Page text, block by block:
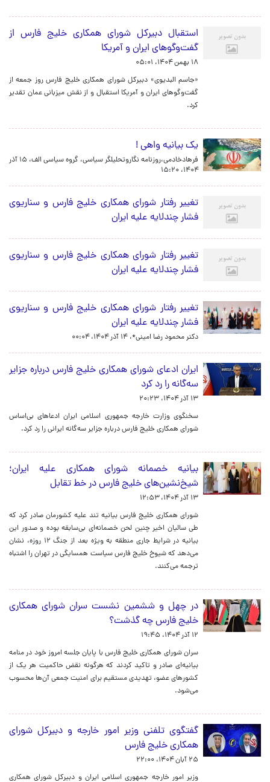
استقبال دبیرکل شورای همکاری خلیج فارس از
گفت‌وگوهای ایران و آمریکا
۱۸ بهمن ۱۴۰۴، ۰۵:۰۱
«جاسم البدیوی» دبیرکل شورای همکاری خلیج فارس روز جمعه از
گفت‌وگوهای ایران و آمریکا استقبال و از نقش میزبانی عمان تقدیر
کرد.
یک بیانیه واهی !
فرهادخادمی،روزنامه نگاروتحلیلگر سیاسی، گروه سیاسی الف،
۱۵ آذر
۱۴۰۴، ۱۵:۲۰
تغییر رفتار شورای همکاری خلیج فارس و سناریوی
فشار چندلایه علیه ایران
تغییر رفتار شورای همکاری خلیج فارس و سناریوی
فشار چندلایه علیه ایران
تغییر رفتار شورای همکاری خلیج فارس و سناریوی
فشار چندلایه علیه ایران
دکتر محمود رضا امینی*، ۱۴ آذر ۱۴۰۴، ۰۰:۰۴
ایران ادعای شورای همکاری خلیج فارس درباره جزایر
سه‌گانه را رد کرد
۱۳ آذر ۱۴۰۴، ۲۰:۲۳
سخنگوی وزارت خارجه جمهوری اسلامی ایران ادعاهای بی‌‌اساس
شورای همکاری خلیج فارس درباره جزایر سه‌گانه ایرانی را رد کرد.
بیانیه خصمانه شورای همکاری علیه ایران؛
شیخ‌نشین‌های خلیج فارس در خط تقابل
۱۳ آذر ۱۴۰۴، ۱۲:۵۳
شورای همکاری خلیج فارس بیانیه تند علیه کشورمان صادر کرد که
طی سالیان اخیر چنین لحن خصمانه‌ای بی‌سابقه بوده و صدور این
بیانیه در شرایط جاری منطقه به ویژه بعد از جنگ ۱۲ روزه، نشان
می‌دهد که شیوخ خلیج فارس سیاست همسایگی در تهران را اشتباه
ترجمه می‌کنند.
در چهل و ششمین نشست سران شورای همکاری
خلیج فارس چه گذشت؟
۱۲ آذر ۱۴۰۴، ۱۹:۴۵
سران شورای همکاری خلیج فارس با پایان جلسه امروز خود در منامه
بیانیه‌ای صادر و تاکید کردند که هرگونه نقض حاکمیت هر یک از
کشورهای عضو، تهدیدی مستقیم برای امنیت جمعی آن‌ها محسوب
می‌شود.
گفتگوی تلفنی وزیر امور خارجه و دبیرکل شورای
همکاری خلیج فارس
۲۵ آبان ۱۴۰۴، ۲۲:۰۰
وزیر امور خارجه جمهوری اسلامی ایران و دبیرکل شورای همکاری